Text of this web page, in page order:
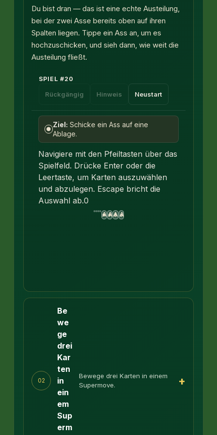
Du bist dran — das ist eine echte Austeilung,
bei der zwei Asse bereits oben auf ihren
Spalten liegen. Tippe ein Ass an, um es
hochzuschicken, und sieh dann, wie weit die
Austeilung fließt.
SPIEL #20
Rückgängig Hinweis Neustart
●
Ziel: Schicke ein Ass auf eine
Ablage.
Navigiere mit den Pfeiltasten über das
Spielfeld. Drücke Enter oder die
Leertaste, um Karten auszuwählen
und abzulegen. Escape bricht die
Auswahl ab.0
A
♥ A
♦ A
♣ A
♠
02
Be
we
ge
drei
Kar
ten
in
ein
em
Sup
erm
Bewege drei Karten in einem
Supermove.
+